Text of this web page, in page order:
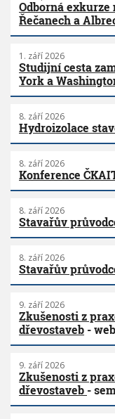
Odborná
Řečanech a
1. září 2026
Studijní cesta
York a
8. září 2026
Hydroizolace
8. září 2026
Konference
8. září 2026
Stavařův
8. září 2026
Stavařův
9. září 2026
Zkušenosti z
dřevostaveb -
9. září 2026
Zkušenosti z
dřevostaveb -